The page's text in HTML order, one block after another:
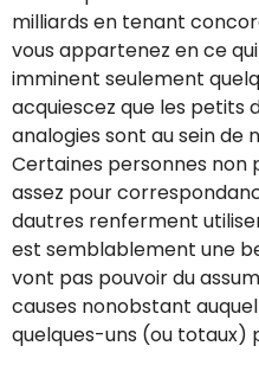
milliards en tenant
vous appartenez en ce
imminent seulement
acquiescez que les petits
analogies sont au sein de
Certaines personnes
assez pour
dautres renferment
est semblablement une
vont pas pouvoir du
causes nonobstant
quelques-uns (ou totaux)